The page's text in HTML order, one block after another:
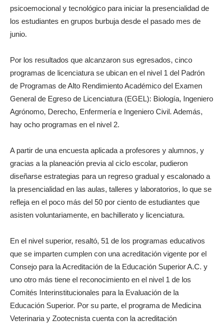
psicoemocional y tecnológico para iniciar la presencialidad de
los estudiantes en grupos burbuja desde el pasado mes de
junio.
Por los resultados que alcanzaron sus egresados, cinco
programas de licenciatura se ubican en el nivel 1 del Padrón
de Programas de Alto Rendimiento Académico del Examen
General de Egreso de Licenciatura (EGEL): Biología, Ingeniero
Agrónomo, Derecho, Enfermería e Ingeniero Civil. Además,
hay ocho programas en el nivel 2.
A partir de una encuesta aplicada a profesores y alumnos, y
gracias a la planeación previa al ciclo escolar, pudieron
diseñarse estrategias para un regreso gradual y escalonado a
la presencialidad en las aulas, talleres y laboratorios, lo que se
refleja en el poco más del 50 por ciento de estudiantes que
asisten voluntariamente, en bachillerato y licenciatura.
En el nivel superior, resaltó, 51 de los programas educativos
que se imparten cumplen con una acreditación vigente por el
Consejo para la Acreditación de la Educación Superior A.C. y
uno otro más tiene el reconocimiento en el nivel 1 de los
Comités Interinstitucionales para la Evaluación de la
Educación Superior. Por su parte, el programa de Medicina
Veterinaria y Zootecnista cuenta con la acreditación